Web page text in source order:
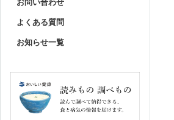
よくある質問
お知らせ一覧